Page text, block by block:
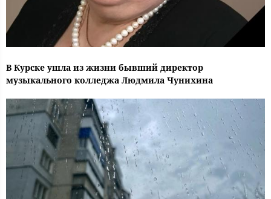
В Курске ушла из жизни бывший директор
музыкального колледжа Людмила Чунихина